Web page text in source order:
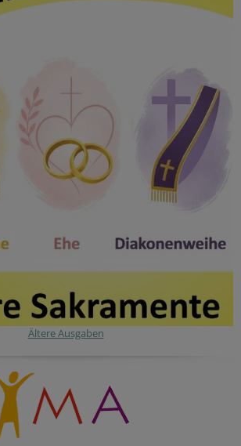
Ältere Ausgaben